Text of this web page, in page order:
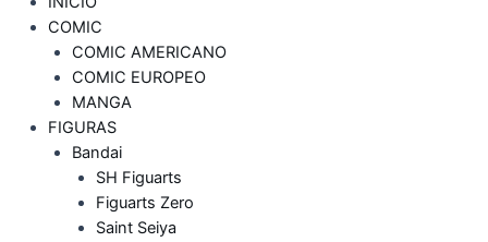
COMIC
COMIC AMERICANO
COMIC EUROPEO
MANGA
FIGURAS
Bandai
SH Figuarts
Figuarts Zero
Saint Seiya